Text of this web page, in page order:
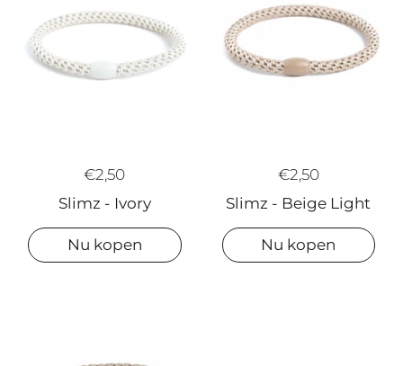
€2,50
Slimz - Ivory
Nu kopen
€2,50
Slimz - Beige Light
Nu kopen